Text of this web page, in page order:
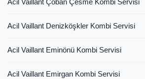
Acil Vaillant Çoban Çesme Kombi Servisi
Acil Vaillant Denizköşkler Kombi Servisi
Acil Vaillant Eminönü Kombi Servisi
Acil Vaillant Emirgan Kombi Servisi